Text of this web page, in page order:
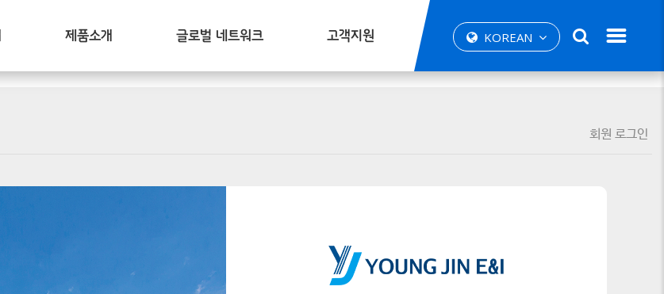
제품소개 글로벌 네트워크 고객지원 KOREAN
회원 로그인